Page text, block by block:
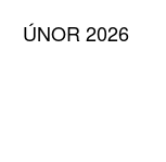
ÚNOR 2026